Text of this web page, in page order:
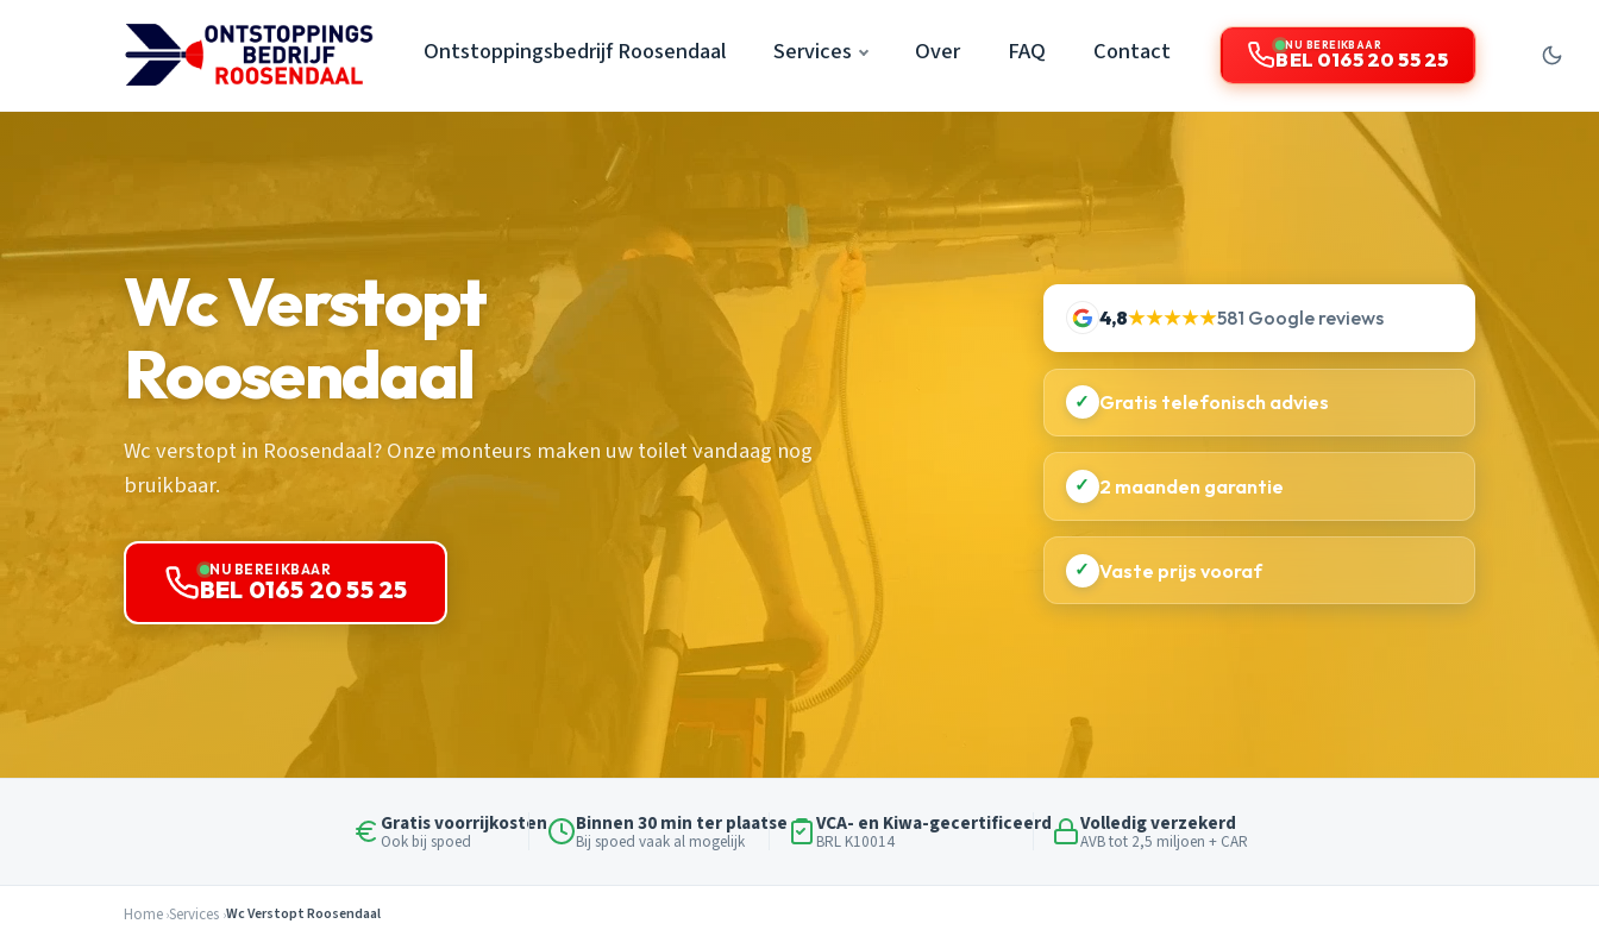
Ontstoppingsbedrijf Roosendaal Services Over FAQ Contact NU BEREIKBAAR
BEL 0165 20 55 25
Wc Verstopt
Roosendaal
Wc verstopt in Roosendaal? Onze monteurs maken uw toilet vandaag nog
bruikbaar.
NU BEREIKBAAR
BEL 0165 20 55 25
4,8★★★★★581 Google reviews
✓ Gratis telefonisch advies
✓ 2 maanden garantie
✓ Vaste prijs vooraf
Gratis voorrijkosten
Ook bij spoed
Binnen 30 min ter plaatse
Bij spoed vaak al mogelijk
VCA- en Kiwa-gecertificeerd
BRL K10014
Volledig verzekerd
AVB tot 2,5 miljoen + CAR
Home Services Wc Verstopt Roosendaal